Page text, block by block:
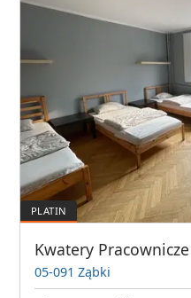
05-091 Ząbki